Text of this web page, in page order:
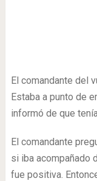
El comandante del
Estaba a punto de
informó de que
El comandante
si iba acompañado
fue positiva.